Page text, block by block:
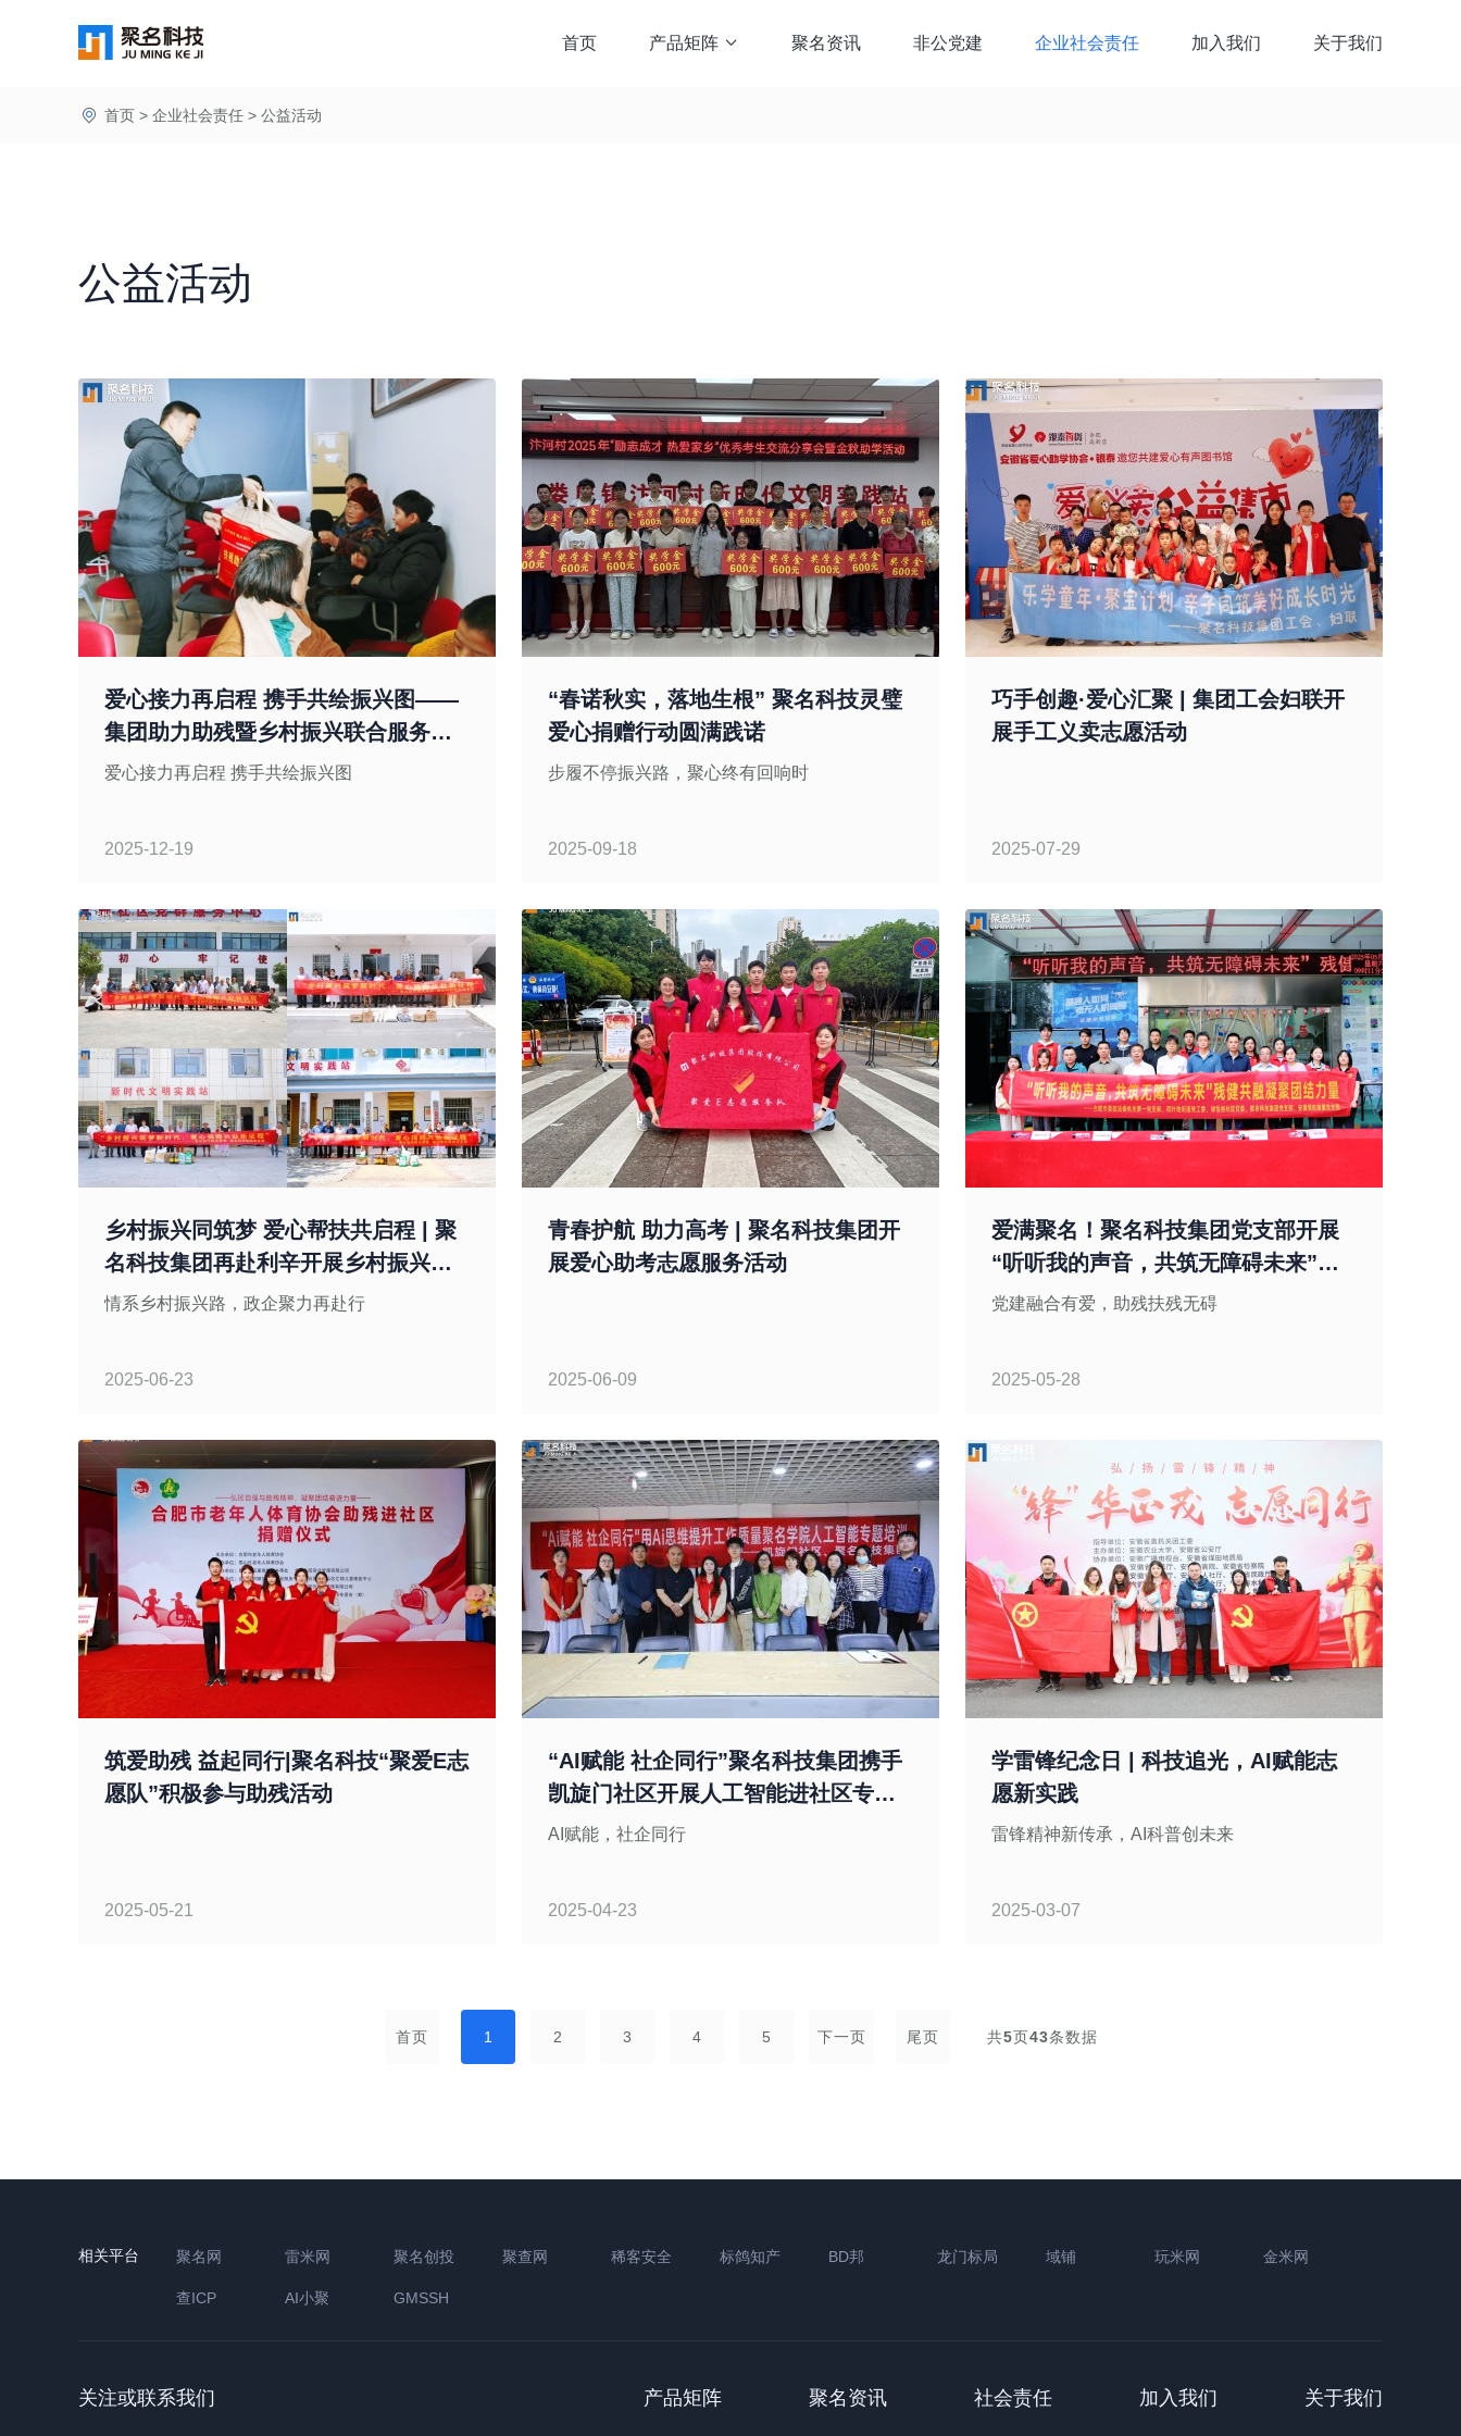
首页 产品矩阵  聚名资讯 非公党建 企业社会责任 加入我们 关于我们
首页 > 企业社会责任 > 公益活动
公益活动
爱心接力再启程 携手共绘振兴图——
集团助力助残暨乡村振兴联合服务活
动
爱心接力再启程 携手共绘振兴图
2025-12-19
“春诺秋实，落地生根” 聚名科技灵璧
爱心捐赠行动圆满践诺
步履不停振兴路，聚心终有回响时
2025-09-18
巧手创趣·爱心汇聚 | 集团工会妇联开
展手工义卖志愿活动
2025-07-29
乡村振兴同筑梦 爱心帮扶共启程 | 聚
名科技集团再赴利辛开展乡村振兴公
益活动
情系乡村振兴路，政企聚力再赴行
2025-06-23
青春护航 助力高考 | 聚名科技集团开
展爱心助考志愿服务活动
2025-06-09
爱满聚名！聚名科技集团党支部开展
“听听我的声音，共筑无障碍未来”残
健共融支部共建活动
党建融合有爱，助残扶残无碍
2025-05-28
筑爱助残 益起同行|聚名科技“聚爱E志
愿队”积极参与助残活动
2025-05-21
“AI赋能 社企同行”聚名科技集团携手
凯旋门社区开展人工智能进社区专题
培训
AI赋能，社企同行
2025-04-23
学雷锋纪念日 | 科技追光，AI赋能志
愿新实践
雷锋精神新传承，AI科普创未来
2025-03-07
首页 1 2 3 4 5 下一页 尾页 共5页43条数据
相关平台 聚名网 雷米网 聚名创投 聚查网 稀客安全 标鸽知产 BD邦 龙门标局 域铺 玩米网 金米网
查ICP AI小聚 GMSSH
关注或联系我们 产品矩阵 聚名资讯 社会责任 加入我们 关于我们